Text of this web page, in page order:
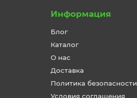
Информация
Блог
Каталог
О нас
Доставка
Политика безопасности
Условия соглашения